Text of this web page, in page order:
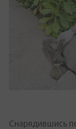
Снарядившись